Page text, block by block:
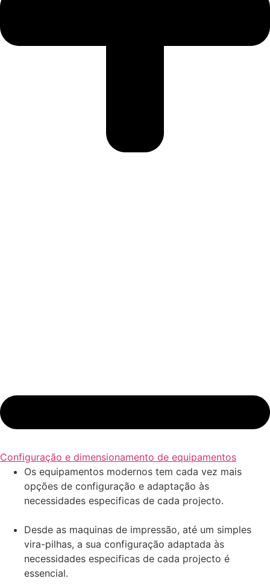
Configuração e dimensionamento de equipamentos
Os equipamentos modernos tem cada vez mais
opções de configuração e adaptação às
necessidades especificas de cada projecto.
Desde as maquinas de impressão, até um simples
vira-pilhas, a sua configuração adaptada às
necessidades especificas de cada projecto é
essencial.